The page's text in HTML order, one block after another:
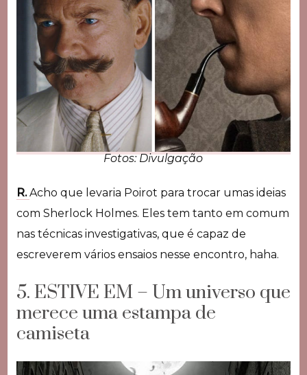
Fotos: Divulgação
R.Acho que levaria Poirot para trocar umas ideias
com Sherlock Holmes. Eles tem tanto em comum
nas técnicas investigativas, que é capaz de
escreverem vários ensaios nesse encontro, haha.
5. ESTIVE EM – Um universo que
merece uma estampa de
camiseta